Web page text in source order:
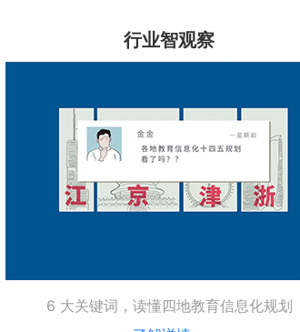
行业智观察
6 大关键词，读懂四地教育信息化规划